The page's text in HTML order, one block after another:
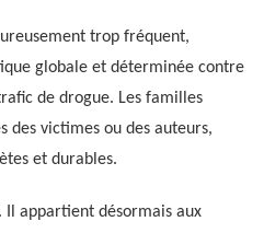
trop fréquent,
globale et déterminée contre
de drogue. Les familles
des victimes ou des auteurs,
et durables.
Il appartient désormais aux